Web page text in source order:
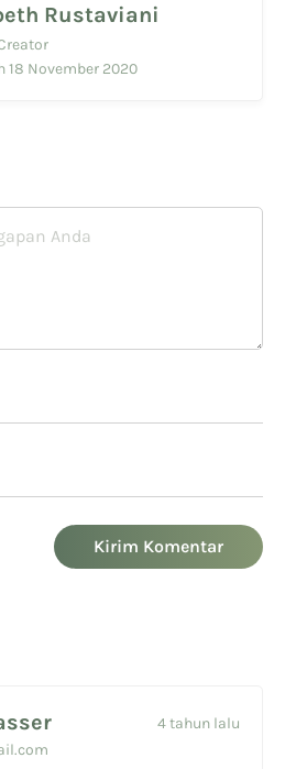
Rustaviani
18 November 2020
Kirim Komentar
4 tahun lalu